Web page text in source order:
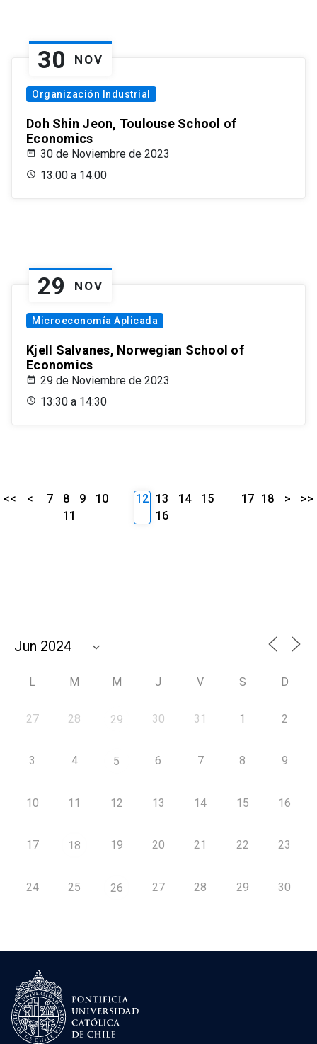
30 NOV
Organización Industrial
Doh Shin Jeon, Toulouse School of
Economics
30 de Noviembre de 2023
13:00 a 14:00
29 NOV
Microeconomía Aplicada
Kjell Salvanes, Norwegian School of
Economics
29 de Noviembre de 2023
13:30 a 14:30
<< < 7 8 9
10
11
12 13 14
15
16
17 18 > >>
L M M J V S D
27 28 29 30 31 1 2
3 4 5 6 7 8 9
10 11 12 13 14 15 16
17 18 19 20 21 22 23
24 25 26 27 28 29 30